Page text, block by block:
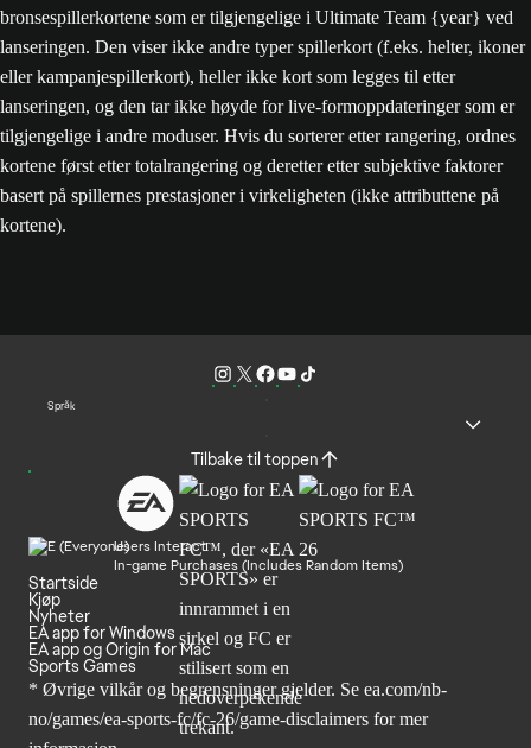
bronsespillerkortene som er tilgjengelige i Ultimate Team {year} ved
lanseringen. Den viser ikke andre typer spillerkort (f.eks. helter, ikoner
eller kampanjespillerkort), heller ikke kort som legges til etter
lanseringen, og den tar ikke høyde for live-formoppdateringer som er
tilgjengelige i andre moduser. Hvis du sorterer etter rangering, ordnes
kortene først etter totalrangering og deretter etter subjektive faktorer
basert på spillernes prestasjoner i virkeligheten (ikke attributtene på
kortene).
Språk
Tilbake til toppen
Users Interact
In-game Purchases (Includes Random Items)
Startside
Kjøp
Nyheter
EA app for Windows
EA app og Origin for Mac
Sports Games
* Øvrige vilkår og begrensninger gjelder. Se ea.com/nb-
no/games/ea-sports-fc/fc-26/game-disclaimers for mer